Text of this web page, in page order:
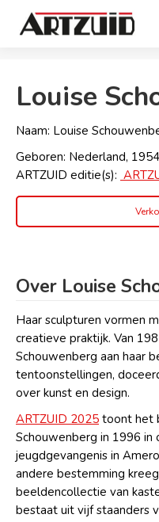
Louise
Naam: Louise
Geboren: Nederland, 1954
ARTZUID editie(s):
Over Louise
Haar sculpturen vormen
creatieve praktijk. Van
Schouwenberg aan haar
tentoonstellingen,
over kunst en design.
ARTZUID 2025 toont het
Schouwenberg in 1996
jeugdgevangenis in
andere bestemming
beeldencollectie van
bestaat uit vijf staanders